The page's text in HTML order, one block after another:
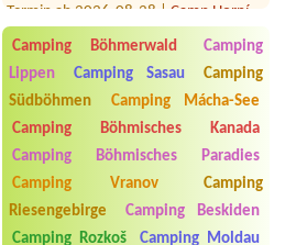
Lipka
1 stan, 2 osoby
Termin ab 2026-08-08 |
Autokemp
Vikletice
2 tents for 3 persons and 1 dog
Termin ab 2026-08-28 |Kemp Olšovec
3 adults
Termin ab 2026-07-22 |
Autokemp
Kraskov
Camping Böhmerwald
Camping
Lippen
Camping Sasau
Camping
Südböhmen
Camping Mácha-See
Camping Böhmisches Kanada
Camping Böhmisches Paradies
Camping Vranov
Camping
Riesengebirge
Camping Beskiden
Camping Rozkoš
Camping Moldau